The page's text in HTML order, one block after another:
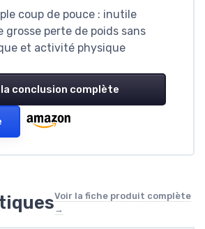
coup de pouce : inutile
grosse perte de poids sans
et activité physique
la conclusion complète
Voir la fiche produit complète
→